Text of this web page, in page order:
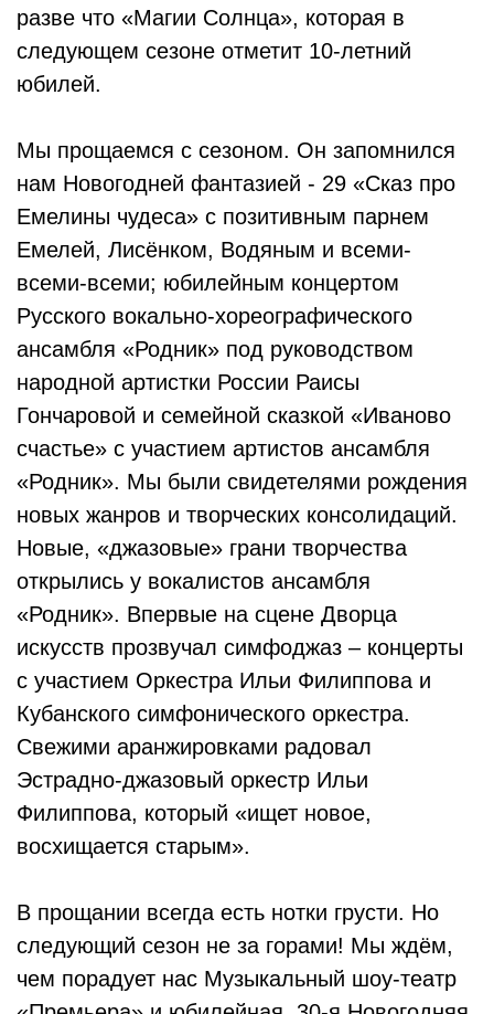
разве что «Магии Солнца», которая в
следующем сезоне отметит 10-летний
юбилей.
Мы прощаемся с сезоном. Он запомнился
нам Новогодней фантазией - 29 «Сказ про
Емелины чудеса» с позитивным парнем
Емелей, Лисёнком, Водяным и всеми-
всеми-всеми; юбилейным концертом
Русского вокально-хореографического
ансамбля «Родник» под руководством
народной артистки России Раисы
Гончаровой и семейной сказкой «Иваново
счастье» с участием артистов ансамбля
«Родник». Мы были свидетелями рождения
новых жанров и творческих консолидаций.
Новые, «джазовые» грани творчества
открылись у вокалистов ансамбля
«Родник». Впервые на сцене Дворца
искусств прозвучал симфоджаз – концерты
с участием Оркестра Ильи Филиппова и
Кубанского симфонического оркестра.
Свежими аранжировками радовал
Эстрадно-джазовый оркестр Ильи
Филиппова, который «ищет новое,
восхищается старым».
В прощании всегда есть нотки грусти. Но
следующий сезон не за горами! Мы ждём,
чем порадует нас Музыкальный шоу-театр